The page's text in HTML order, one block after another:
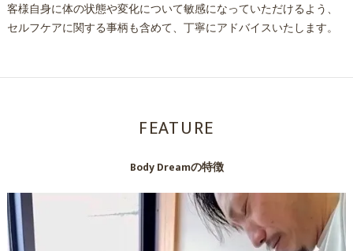
客様自身に体の状態や変化について敏感になっていただけるよう、
セルフケアに関する事柄も含めて、丁寧にアドバイスいたします。
Body Dreamの特徴
FEATURE